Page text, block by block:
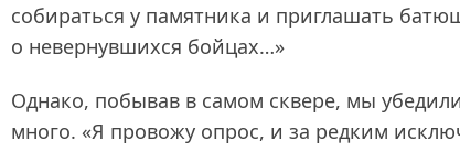
собираться у памятника и приглашать
о невернувшихся бойцах…»
Однако, побывав в самом сквере, мы
много. «Я провожу опрос, и за редким